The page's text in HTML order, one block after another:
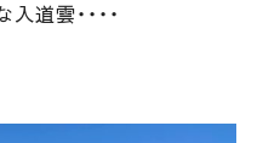
雲・・・・